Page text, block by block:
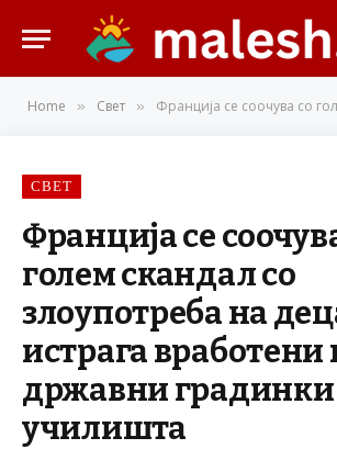
Home » Свет » Франција се соочува со голем скандал со злоупотреба на деца, под
СВЕТ
Франција се
голем скандал со
злоупотреба на
истрага вработени
државни
училишта